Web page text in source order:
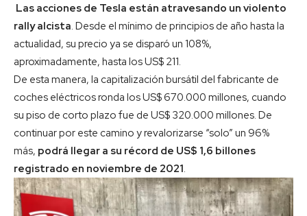
Las acciones de Tesla están atravesando un violento
rally alcista. Desde el mínimo de principios de año hasta la
actualidad, su precio ya se disparó un 108%,
aproximadamente, hasta los US$ 211.
De esta manera, la capitalización bursátil del fabricante de
coches eléctricos ronda los US$ 670.000 millones, cuando
su piso de corto plazo fue de US$ 320.000 millones. De
continuar por este camino y revalorizarse “solo” un 96%
más, podrá llegar a su récord de US$ 1,6 billones
registrado en noviembre de 2021.